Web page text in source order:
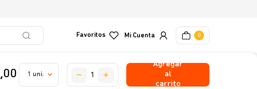
Favoritos 0
,00 1 uni.
Agregar
al
carrito